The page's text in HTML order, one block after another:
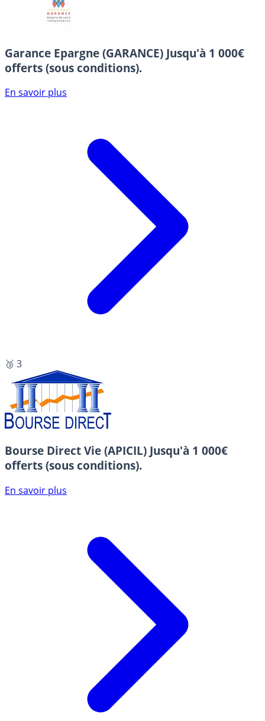
Garance Epargne (GARANCE) Jusqu'à 1 000€
offerts (sous conditions).
En savoir plus
🥉 3
Bourse Direct Vie (APICIL) Jusqu'à 1 000€
offerts (sous conditions).
En savoir plus